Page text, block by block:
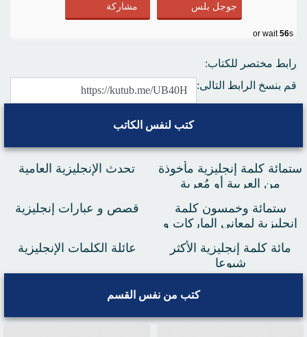
جوجل بلس مشاركة
or wait55s
رابط مختصر للكتاب:
قم بنسخ الرابط التالى:
كتب لنفس الكاتب
ستمائة كلمة إنجليزية مأخوذة
من العربية أو مُعربة
تحدث الإنجليزية العامية
ستمائة وخمسون كلمة
إنجليزية لمعاني الماركات و
المنتجات و الأسماء التجارية
قصص و عبارات إنجليزية
مائة كلمة إنجليزية الأكثر
شيوعا
عائلة الكلمات الإنجليزية
كتب من نفس القسم